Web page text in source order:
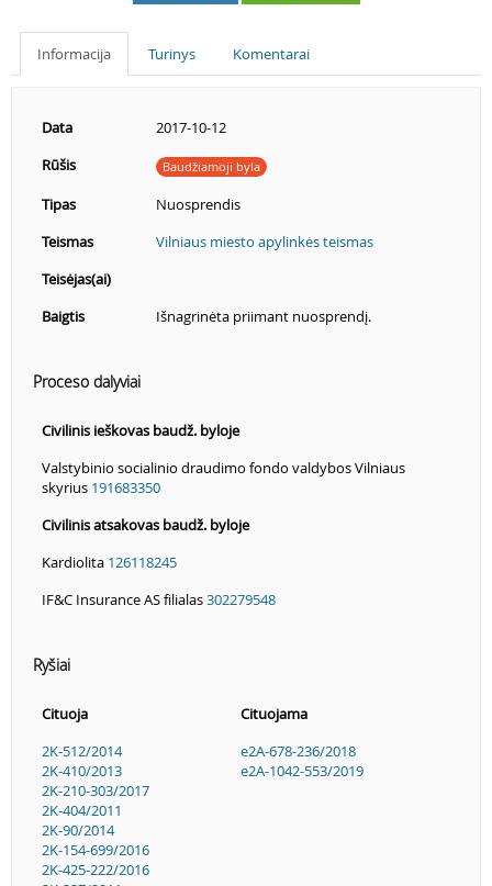
Informacija Turinys Komentarai
Data
2017-10-12
Rūšis
Baudžiamoji byla
Tipas
Nuosprendis
Teismas
Vilniaus miesto apylinkės teismas
Teisėjas(ai)
Baigtis
Išnagrinėta priimant nuosprendį.
Proceso dalyviai
Civilinis ieškovas baudž. byloje
Valstybinio socialinio draudimo fondo valdybos Vilniaus
skyrius 191683350
Civilinis atsakovas baudž. byloje
Kardiolita 126118245
IF&C Insurance AS filialas302279548
Ryšiai
Cituoja
Cituojama
2K-512/2014
2K-410/2013
2K-210-303/2017
2K-404/2011
2K-90/2014
2K-154-699/2016
2K-425-222/2016
e2A-678-236/2018
e2A-1042-553/2019